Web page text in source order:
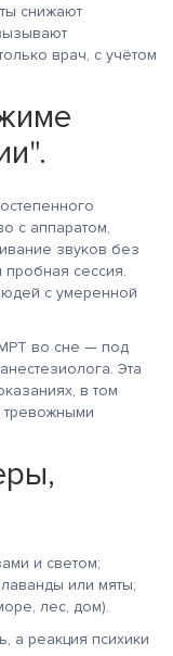
снижают
врач, с учётом
с аппаратом,
звуков без
сессия.
с умеренной
во сне — под
Эта
в том
тревожными
и светом;
или мяты;
лес, дом).
а реакция психики